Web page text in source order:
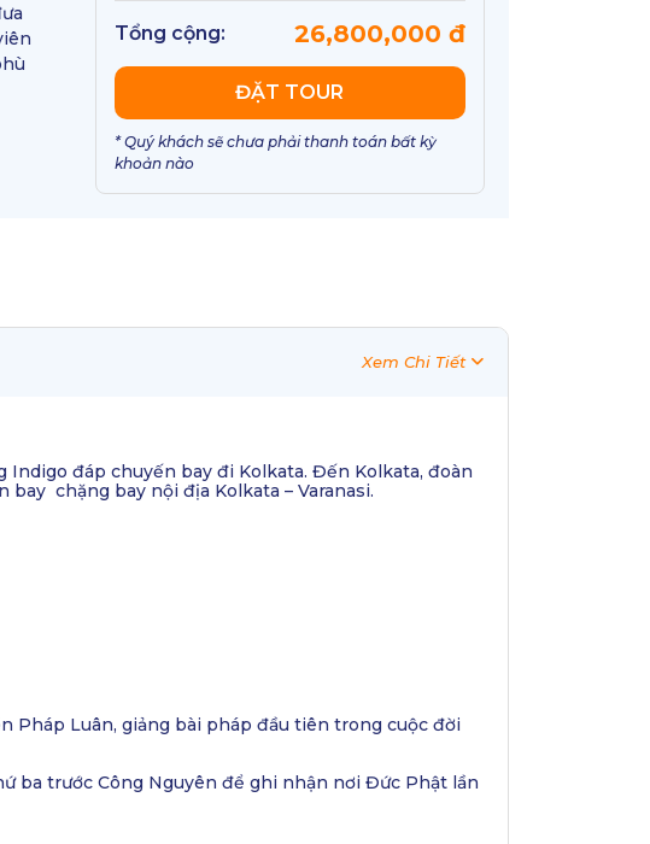
Tổng cộng: 26,800,000 đ
ĐẶT TOUR
* Quý khách sẽ chưa phải thanh toán bất kỳ
khoản nào
Xem Chi Tiết
đáp chuyến bay đi Kolkata. Đến Kolkata, đoàn
chặng bay nội địa Kolkata – Varanasi.
Pháp Luân, giảng bài pháp đầu tiên trong cuộc đời
ba trước Công Nguyên để ghi nhận nơi Đức Phật lần